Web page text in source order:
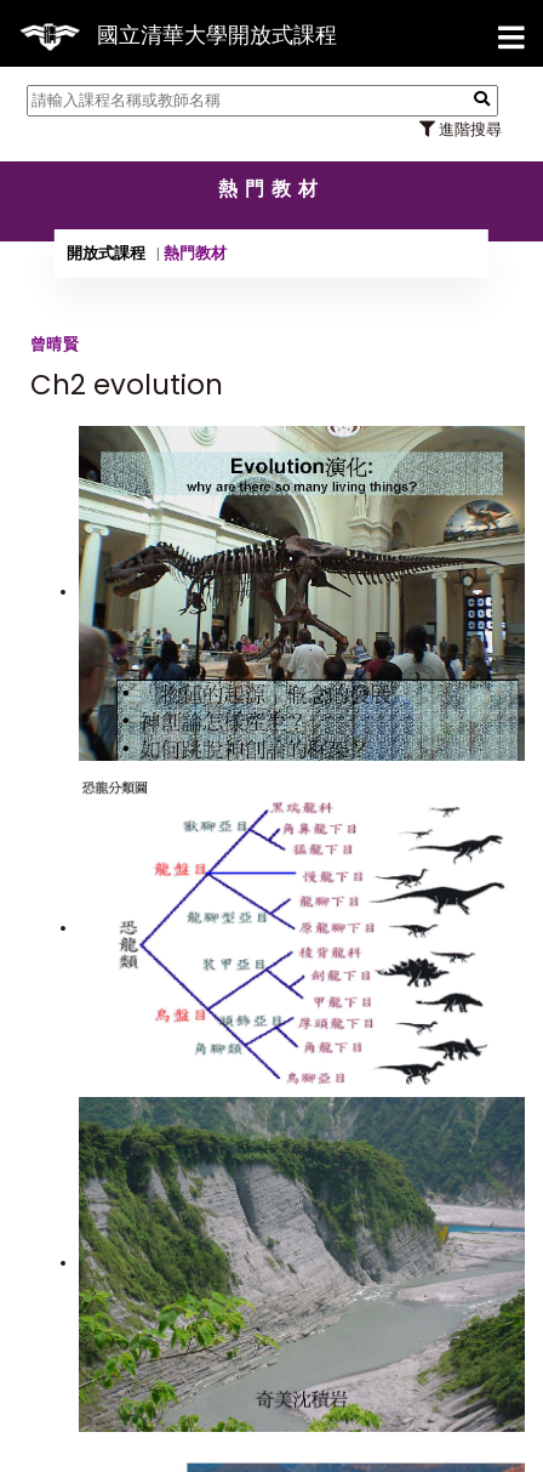
國立清華大學開放式課程
進階搜尋
【7/
熱門教材
開放式課程 熱門教材
曾晴賢
Ch2 evolution